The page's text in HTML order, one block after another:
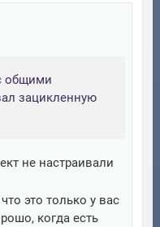
общими
зацикленную
не настраивали
это только у вас
когда есть